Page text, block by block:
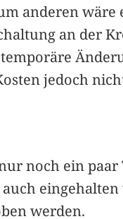
anderen wäre
an der
jedoch
noch ein paar
eingehalten
werden.